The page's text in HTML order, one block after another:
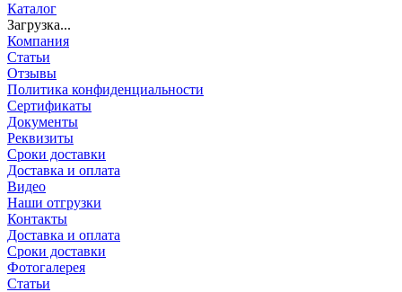
Каталог
Загрузка...
Компания
Статьи
Отзывы
Политика конфиденциальности
Сертификаты
Документы
Реквизиты
Сроки доставки
Доставка и оплата
Видео
Наши отгрузки
Контакты
Доставка и оплата
Сроки доставки
Фотогалерея
Статьи